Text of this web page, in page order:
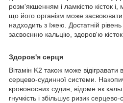
розм'якшенням і ламкістю кісток
що його організм може
надходить з їжею. Достатній
засвоєнню кальцію, здоров'ю кісток
Здоров'я серця
Вітамін K2 також може
серцево-судинної системи.
кровоносних судин, відоме як
гнучкість і збільшує ризик